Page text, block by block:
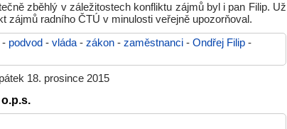
zběhlý v záležitostech konfliktu zájmů byl i pan Filip. Už
zájmů radního ČTÚ v minulosti veřejně upozorňoval.
- podvod - vláda - zákon - zaměstnanci - Ondřej Filip -
18. prosince 2015